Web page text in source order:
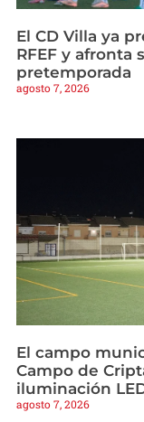
El CD Villa ya
RFEF y afronta
pretemporada
agosto 7, 2026
El campo
Campo de
iluminación
agosto 7, 2026